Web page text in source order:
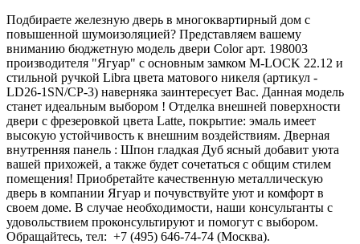
Подбираете железную дверь в многоквартирный дом с
повышенной шумоизоляцией? Представляем вашему
вниманию бюджетную модель двери Color арт. 198003
производителя "Ягуар" с основным замком M-LOCK 22.12 и
стильной ручкой Libra цвета матового никеля (артикул -
LD26-1SN/CP-3) наверняка заинтересует Вас. Данная модель
станет идеальным выбором ! Отделка внешней поверхности
двери с фрезеровкой цвета Latte, покрытие: эмаль имеет
высокую устойчивость к внешним воздействиям. Дверная
внутренняя панель : Шпон гладкая Дуб ясный добавит уюта
вашей прихожей, а также будет сочетаться с общим стилем
помещения! Приобретайте качественную металлическую
дверь в компании Ягуар и почувствуйте уют и комфорт в
своем доме. В случае необходимости, наши консультанты с
удовольствием проконсультируют и помогут с выбором.
Обращайтесь, тел: +7 (495) 646-74-74 (Москва).